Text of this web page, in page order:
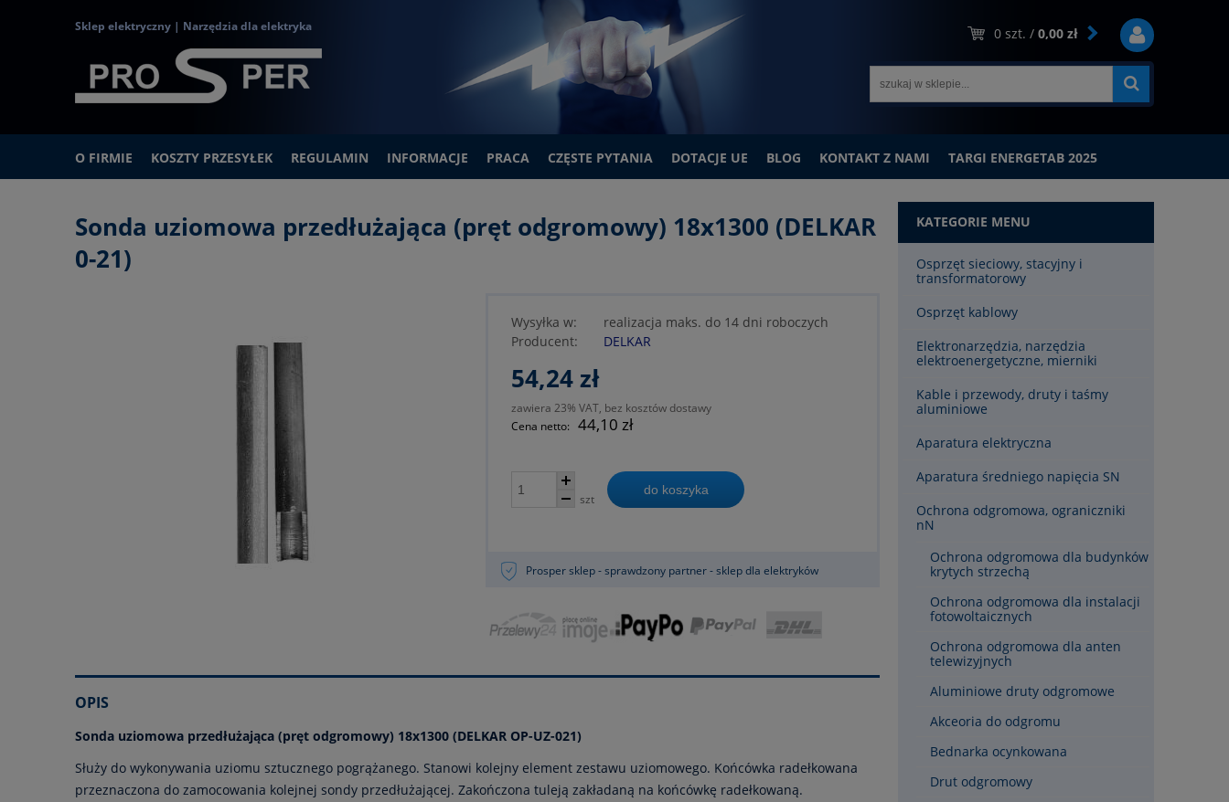
Sklep elektryczny | Narzędzia dla elektryka 0 szt. / 0,00 zł
O FIRMIE KOSZTY PRZESYŁEK REGULAMIN INFORMACJE PRACA CZĘSTE PYTANIA DOTACJE UE BLOG KONTAKT Z NAMI TARGI ENERGETAB 2025
Sonda uziomowa przedłużająca (pręt odgromowy) 18x1300 (DELKAR
0-21)
Wysyłka w:
realizacja maks. do 14 dni roboczych
Producent:
DELKAR
54,24 zł
zawiera 23% VAT, bez kosztów dostawy
Cena netto:
44,10 zł
szt
do koszyka
Prosper sklep - sprawdzony partner - sklep dla elektryków
OPIS
Sonda uziomowa przedłużająca (pręt odgromowy) 18x1300 (DELKAR OP-UZ-021)
Służy do wykonywania uziomu sztucznego pogrążanego. Stanowi kolejny element zestawu uziomowego. Końcówka radełkowana
przeznaczona do zamocowania kolejnej sondy przedłużającej. Zakończona tuleją zakładaną na końcówkę radełkowaną.
KATEGORIE MENU
Osprzęt sieciowy, stacyjny i
transformatorowy
Osprzęt kablowy
Elektronarzędzia, narzędzia
elektroenergetyczne, mierniki
Kable i przewody, druty i taśmy
aluminiowe
Aparatura elektryczna
Aparatura średniego napięcia SN
Ochrona odgromowa, ograniczniki
nN
Ochrona odgromowa dla budynków
krytych strzechą
Ochrona odgromowa dla instalacji
fotowoltaicznych
Ochrona odgromowa dla anten
telewizyjnych
Aluminiowe druty odgromowe
Akceoria do odgromu
Bednarka ocynkowana
Drut odgromowy